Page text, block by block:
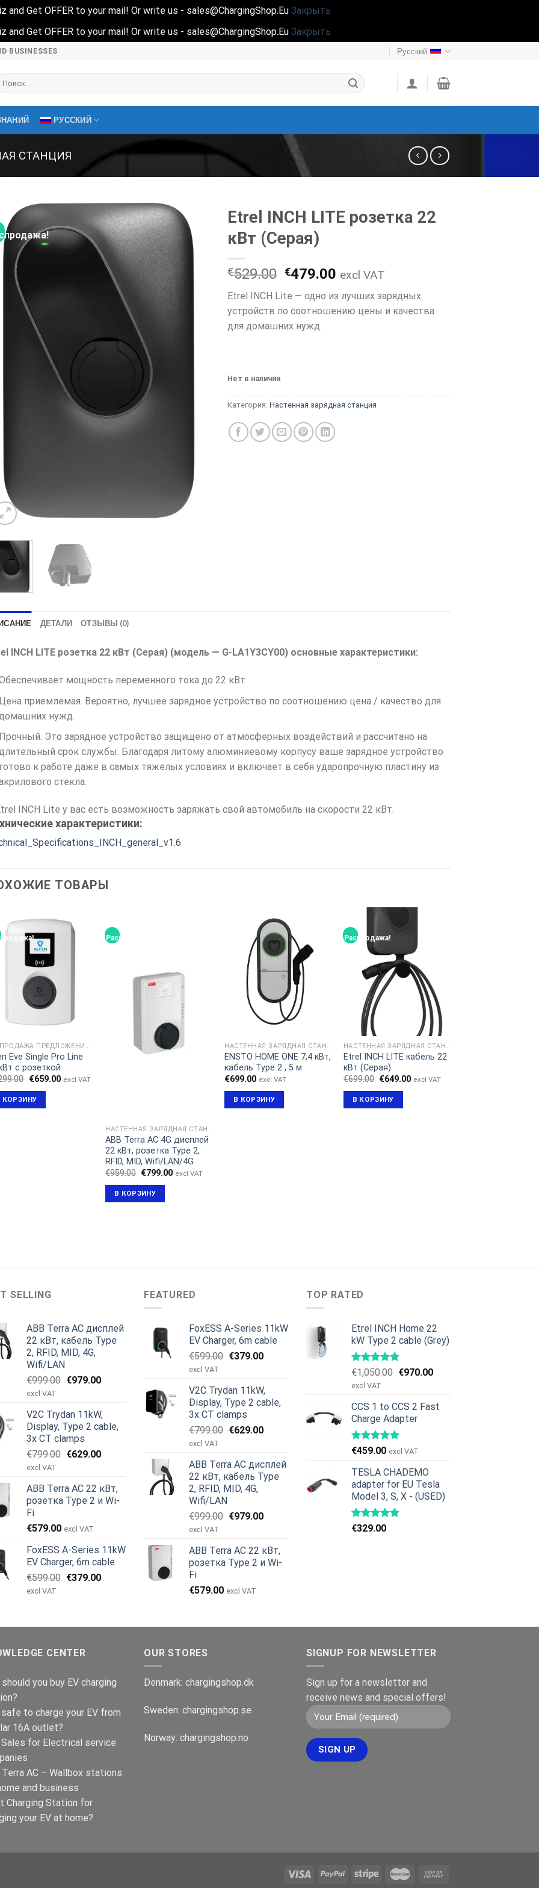
and Get OFFER to your mail! Or write us - sales@ChargingShop.Eu Закрыть
and Get OFFER to your mail! Or write us - sales@ChargingShop.Eu Закрыть
BUSINESSES Русский
РУССКИЙ
СТАНЦИЯ
Etrel INCH LITE розетка 22
кВт (Серая)
€529.00 Первоначальная
составляла
€529.00.
€479.00 Текущая
€479.00.
excl VAT
Etrel INCH Lite — одно из лучших зарядных
устройств по соотношению цены и качества
для домашних нужд.
Нет в наличии
Категория:Настенная зарядная станция
ДЕТАЛИ ОТЗЫВЫ (0)
INCH LITE розетка 22 кВт (Серая) (модель — G-LA1Y3CY00) основные характеристики:
мощность переменного тока до 22 кВт
Цена приемлемая. Вероятно, лучшее зарядное устройство по соотношению цена / качество для
нужд.
Прочный. Это зарядное устройство защищено от атмосферных воздействий и рассчитано на
срок службы. Благодаря литому алюминиевому корпусу ваше зарядное устройство
готово к работе даже в самых тяжелых условиях и включает в себя ударопрочную пластину из
стекла.
INCH Lite у вас есть возможность заряжать свой автомобиль на скорости 22 кВт.
характеристики:
ТОВАРЫ
РАСПРОДАЖА ПРЕДЛОЖЕНИЯ И СКИДКИ
Eve Single Pro Line
с розеткой
Первоначальная
составляла
€1,299.00.
€659.00Текущая
excl VAT
КОРЗИНУ
Распродажа!
НАСТЕННАЯ ЗАРЯДНАЯ СТАНЦИЯ
ABB Terra AC 4G дисплей
22 кВт, розетка Type 2,
RFID, MID, Wifi/LAN/4G
€959.00 Первоначальная
составляла
€959.00.
€799.00Текущая
excl VAT
В КОРЗИНУ
НАСТЕННАЯ ЗАРЯДНАЯ СТАНЦИЯ
ENSTO HOME ONE 7,4 кВт,
кабель Type 2 , 5 м
€699.00 excl VAT
В КОРЗИНУ
Распродажа!
НАСТЕННАЯ ЗАРЯДНАЯ СТАНЦИЯ
Etrel INCH LITE кабель 22
кВт (Серая)
€699.00 Первоначальная
составляла
€699.00.
€649.00Текущая
excl VAT
В КОРЗИНУ
SELLING
ABB Terra AC дисплей
22 кВт, кабель Type
2, RFID, MID, 4G,
Wifi/LAN
€999.00 Первоначальная
€999.00.
€979.00Текущая
excl VAT
V2C Trydan 11kW,
Display, Type 2 cable,
3x CT clamps
€799.00 Первоначальная
€799.00.
€629.00Текущая
excl VAT
ABB Terra AC 22 кВт,
розетка Type 2 и Wi-
Fi
€579.00 excl VAT
FoxESS A-Series 11kW
EV Charger, 6m cable
€599.00 Первоначальная
€379.00Текущая
excl VAT
FEATURED
FoxESS A-Series 11kW
EV Charger, 6m cable
€599.00 Первоначальная
€599.00.
€379.00Текущая
excl VAT
V2C Trydan 11kW,
Display, Type 2 cable,
3x CT clamps
€799.00 Первоначальная
€799.00.
€629.00Текущая
excl VAT
ABB Terra AC дисплей
22 кВт, кабель Type
2, RFID, MID, 4G,
Wifi/LAN
€999.00 Первоначальная
€999.00.
€979.00Текущая
excl VAT
ABB Terra AC 22 кВт,
розетка Type 2 и Wi-
Fi
€579.00 excl VAT
TOP RATED
Etrel INCH Home 22
kW Type 2 cable (Grey)
€1,050.00 Первоначальная
€1,050.00.
€970.00Текущая
excl VAT
CCS 1 to CCS 2 Fast
Charge Adapter
€459.00 excl VAT
TESLA CHADEMO
adapter for EU Tesla
Model 3, S, X - (USED)
€329.00
CENTER
you buy EV charging
safe to charge your EV from
16A outlet?
Sales for Electrical service
Terra AC – Wallbox stations
and business
Charging Station for
your EV at home?
OUR STORES
Denmark: chargingshop.dk
Sweden: chargingshop.se
Norway: chargingshop.no
SIGNUP FOR NEWSLETTER
Sign up for a newsletter and
receive news and special offers!